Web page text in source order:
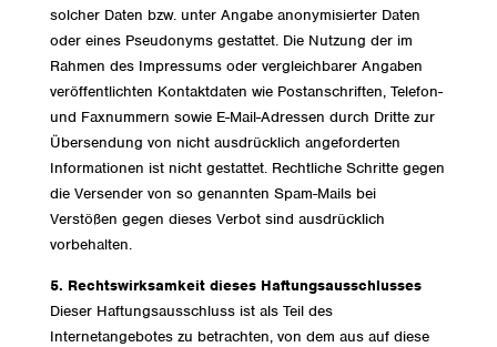
solcher Daten bzw. unter Angabe anonymisierter Daten
oder eines Pseudonyms gestattet. Die Nutzung der im
Rahmen des Impressums oder vergleichbarer Angaben
veröffentlichten Kontaktdaten wie Postanschriften, Telefon-
und Faxnummern sowie E-Mail-Adressen durch Dritte zur
Übersendung von nicht ausdrücklich angeforderten
Informationen ist nicht gestattet. Rechtliche Schritte gegen
die Versender von so genannten Spam-Mails bei
Verstößen gegen dieses Verbot sind ausdrücklich
vorbehalten.
5. Rechtswirksamkeit dieses Haftungsausschlusses
Dieser Haftungsausschluss ist als Teil des
Internetangebotes zu betrachten, von dem aus auf diese